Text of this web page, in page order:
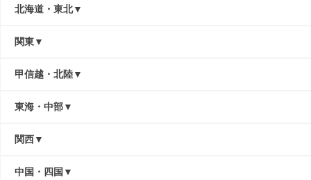
北海道・東北
関東
甲信越・北陸
東海・中部
関西
中国・四国